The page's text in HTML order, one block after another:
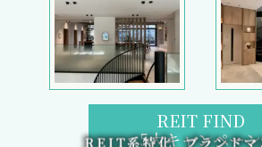
REIT FIND
5大キャンペーン